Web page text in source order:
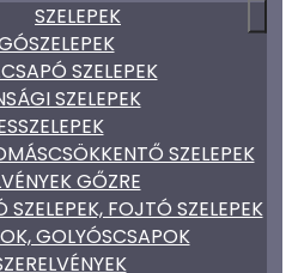
SZELEPEK
SZELEPEK
SZELEPEK
SZELEPEK
GŐZRE
SZELEPEK, FOJTÓ SZELEPEK
GOLYÓSCSAPOK